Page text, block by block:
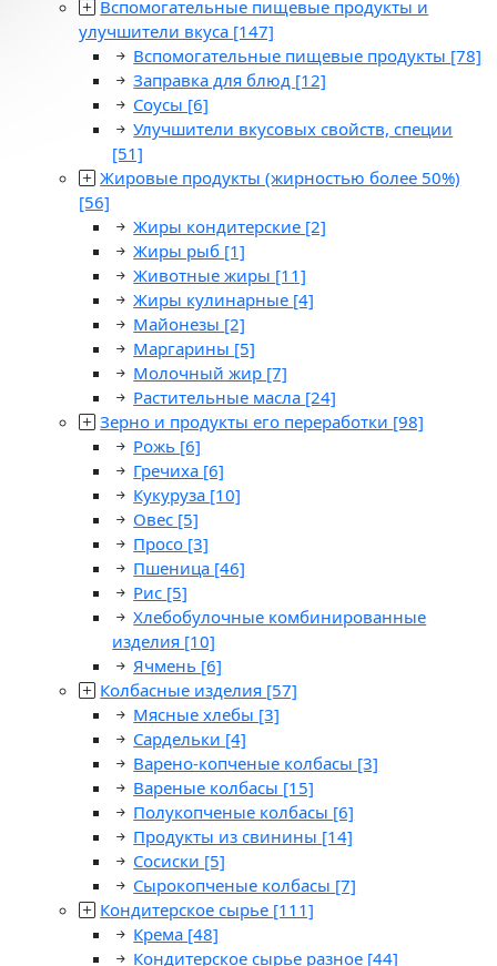
Вспомогательные пищевые продукты и
улучшители вкуса [147]
Вспомогательные пищевые продукты [78]
Заправка для блюд [12]
Соусы [6]
Улучшители вкусовых свойств, специи
[51]
Жировые продукты (жирностью более 50%)
[56]
Жиры кондитерские [2]
Жиры рыб [1]
Животные жиры [11]
Жиры кулинарные [4]
Майонезы [2]
Маргарины [5]
Молочный жир [7]
Растительные масла [24]
Зерно и продукты его переработки [98]
Рожь [6]
Гречиха [6]
Кукуруза [10]
Овес [5]
Просо [3]
Пшеница [46]
Рис [5]
Хлебобулочные комбинированные
изделия [10]
Ячмень [6]
Колбасные изделия [57]
Мясные хлебы [3]
Сардельки [4]
Варено-копченые колбасы [3]
Вареные колбасы [15]
Полукопченые колбасы [6]
Продукты из свинины [14]
Сосиски [5]
Сырокопченые колбасы [7]
Кондитерское сырье [111]
Крема [48]
Кондитерское сырье разное [44]